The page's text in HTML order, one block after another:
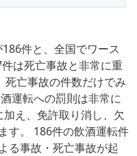
件と、全国でワース
は死亡事故と非常に重
死亡事故の件数だけでみ
運転への罰則は非常に
え、免許取り消し、欠
す。 186件の飲酒運転件
る事故・死亡事故が起